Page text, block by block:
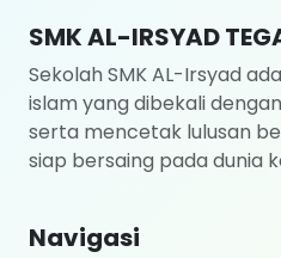
SMK AL-IRSYAD
Sekolah SMK AL-Irsyad
islam yang dibekali
serta mencetak lulusan
siap bersaing pada dunia
Navigasi